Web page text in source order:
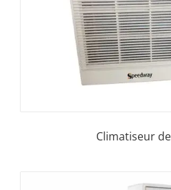
Climatiseur